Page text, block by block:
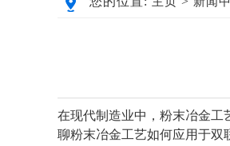
在现代制造业中，粉末冶金工
聊粉末冶金工艺如何应用于双